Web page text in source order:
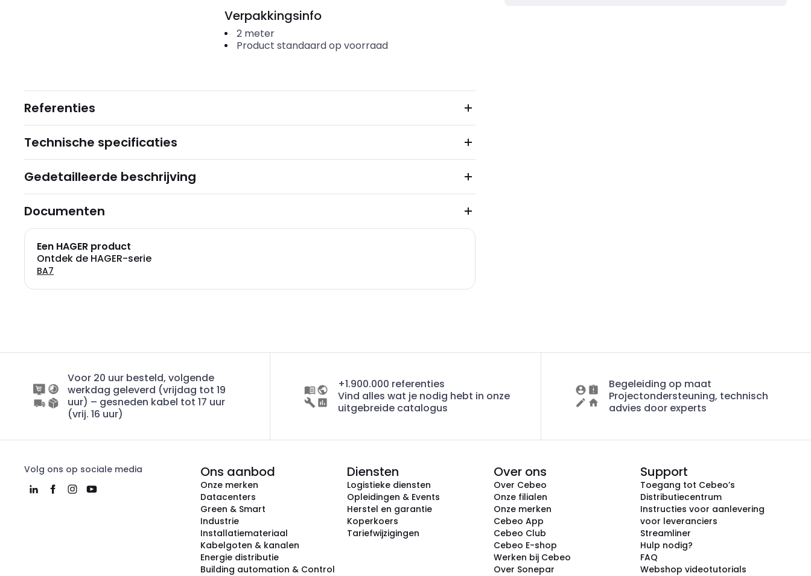
Verpakkingsinfo
2 meter
Product standaard op voorraad
Referenties
Technische specificaties
Gedetailleerde beschrijving
Documenten
Een HAGER product
Ontdek de HAGER-serie
BA7
Voor 20 uur besteld, volgende
werkdag geleverd (vrijdag tot 19
uur) – gesneden kabel tot 17 uur
(vrij. 16 uur)
+1.900.000 referenties
Vind alles wat je nodig hebt in onze
uitgebreide catalogus
Begeleiding op maat
Projectondersteuning, technisch
advies door experts
Volg ons op sociale media Ons aanbod
Onze merken
Datacenters
Green & Smart
Industrie
Installatiemateriaal
Kabelgoten & kanalen
Energie distributie
Building automation & Control
Diensten
Logistieke diensten
Opleidingen & Events
Herstel en garantie
Koperkoers
Tariefwijzigingen
Over ons
Over Cebeo
Onze filialen
Onze merken
Cebeo App
Cebeo Club
Cebeo E-shop
Werken bij Cebeo
Over Sonepar
Support
Toegang tot Cebeo’s
Distributiecentrum
Instructies voor aanlevering
voor leveranciers
Streamliner
Hulp nodig?
FAQ
Webshop videotutorials